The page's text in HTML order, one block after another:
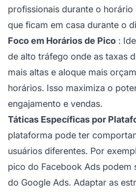
profissionais durante o
que ficam em casa durante o
Foco em Horários de Pico :
de alto tráfego onde as taxas
mais altas e aloque mais
horários. Isso maximiza o
engajamento e vendas.
Táticas Específicas por
plataforma pode ter
usuários diferentes. Por
pico do Facebook Ads podem
do Google Ads. Adaptar as